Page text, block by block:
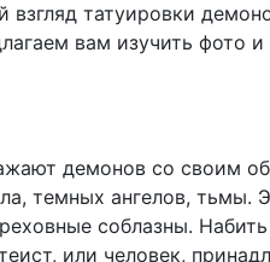
татуировки
вам изучить фото
демонов со своим
темных ангелов,
соблазны.
или человек,